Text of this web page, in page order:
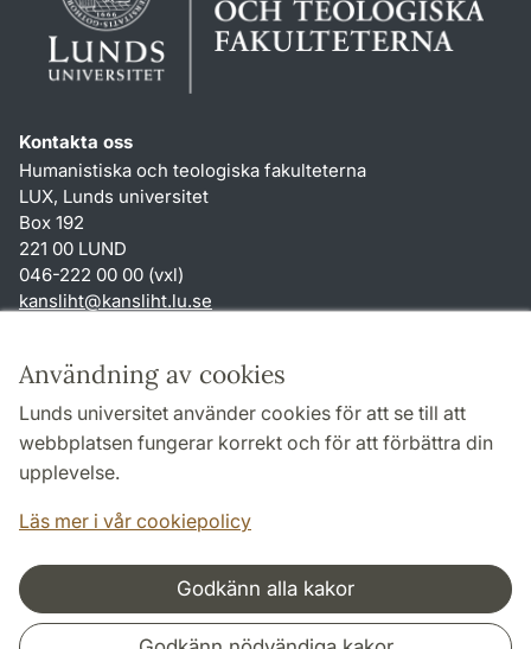
Användning av cookies
Lunds universitet använder cookies för att se till att
webbplatsen fungerar korrekt och för att förbättra din
upplevelse.
Läs mer i vår cookiepolicy
Godkänn alla kakor
Kontakta oss
Humanistiska och teologiska fakulteterna
LUX, Lunds universitet
Box 192
221 00 LUND
046-222 00 00 (vxl)
kansliht@kansliht.lu.se
Genvägar
Om webbplatsen och cookies
Behandling av personuppgifter
Tillgänglighetsredogörelse
Samarbeten och nätverk